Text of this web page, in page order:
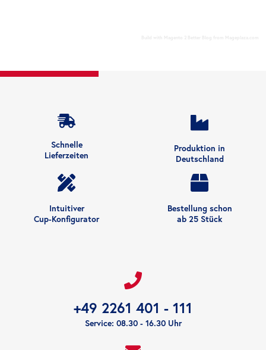
Schnelle
Lieferzeiten
Produktion in
Deutschland
Intuitiver
Cup-Konfigurator
Bestellung schon
ab 25 Stück
+49 2261 401 - 111
Service: 08.30 - 16.30 Uhr